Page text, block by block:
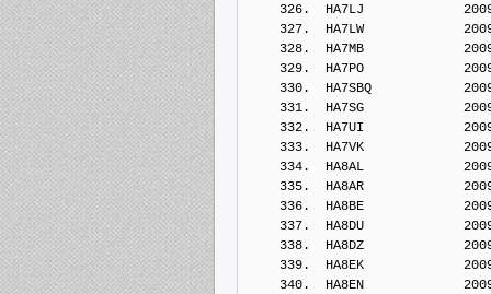
326.  HA7LJ
327.  HA7LW
328.  HA7MB
329.  HA7PO
330.  HA7SBQ
331.  HA7SG
332.  HA7UI
333.  HA7VK
334.  HA8AL
335.  HA8AR
336.  HA8BE
337.  HA8DU
338.  HA8DZ
339.  HA8EK
340.  HA8EN